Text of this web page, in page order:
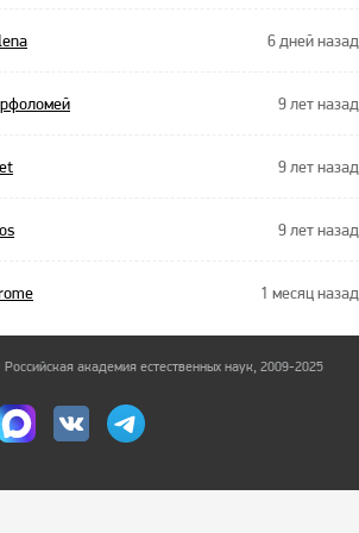
6 дней назад
9 лет назад
9 лет назад
9 лет назад
1 месяц назад
академия естественных наук, 2009-2025